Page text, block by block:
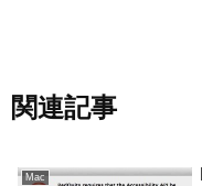
関連記事
Mac